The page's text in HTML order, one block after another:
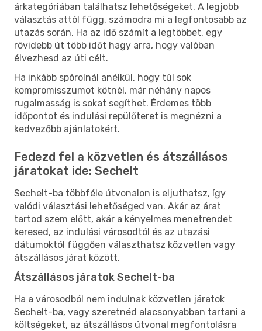
árkategóriában találhatsz lehetőségeket. A legjobb
választás attól függ, számodra mi a legfontosabb az
utazás során. Ha az idő számít a legtöbbet, egy
rövidebb út több időt hagy arra, hogy valóban
élvezhesd az úti célt.
Ha inkább spórolnál anélkül, hogy túl sok
kompromisszumot kötnél, már néhány napos
rugalmasság is sokat segíthet. Érdemes több
időpontot és indulási repülőteret is megnézni a
kedvezőbb ajánlatokért.
Fedezd fel a közvetlen és átszállásos
járatokat ide: Sechelt
Sechelt-ba többféle útvonalon is eljuthatsz, így
valódi választási lehetőséged van. Akár az árat
tartod szem előtt, akár a kényelmes menetrendet
keresed, az indulási városodtól és az utazási
dátumoktól függően választhatsz közvetlen vagy
átszállásos járat között.
Átszállásos járatok Sechelt-ba
Ha a városodból nem indulnak közvetlen járatok
Sechelt-ba, vagy szeretnéd alacsonyabban tartani a
költségeket, az átszállásos útvonal megfontolásra